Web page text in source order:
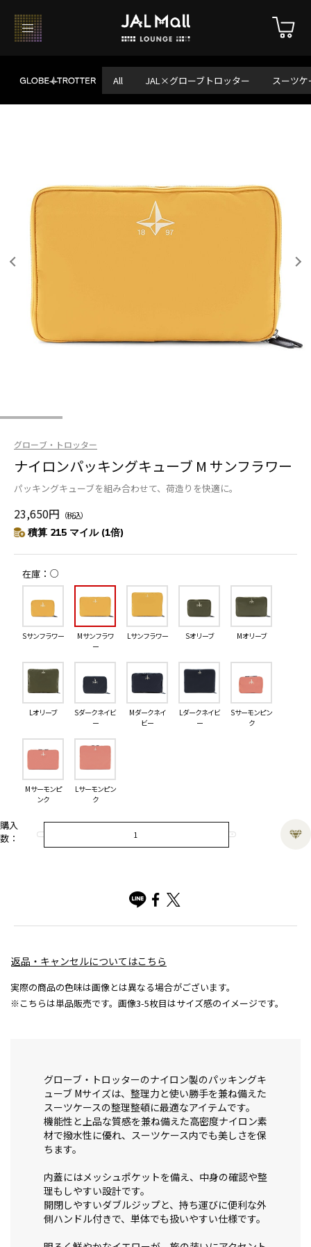
All JAL×グローブトロッター スーツケ
グローブ・トロッター
ナイロンパッキングキューブ M サンフラワー
パッキングキューブを組み合わせて、荷造りを快適に。
23,650円 （税込）
積算 215 マイル (1倍)
在庫 ○
S サンフラワー
M サンフラワ
ー
L サンフラワー S オリーブ M オリーブ
L オリーブ
S ダークネイビ
ー
M ダークネイ
ビー
L ダークネイビ
ー
S サーモンピン
ク
M サーモンピ
ンク
L サーモンピン
ク
購入
数：
返品・キャンセルについてはこちら
実際の商品の色味は画像とは異なる場合がございます。
※こちらは単品販売です。画像3-5枚目はサイズ感のイメージです。
グローブ・トロッターのナイロン製のパッキングキ
ューブ Mサイズは、整理力と使い勝手を兼ね備えた
スーツケースの整理整頓に最適なアイテムです。
機能性と上品な質感を兼ね備えた高密度ナイロン素
材で撥水性に優れ、スーツケース内でも美しさを保
ちます。
内蓋にはメッシュポケットを備え、中身の確認や整
理もしやすい設計です。
開閉しやすいダブルジップと、持ち運びに便利な外
側ハンドル付きで、単体でも扱いやすい仕様です。